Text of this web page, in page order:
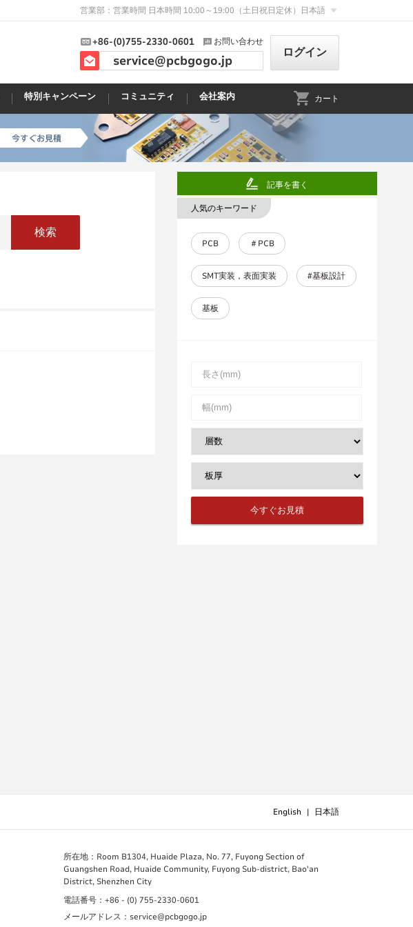
営業部：営業時間 日本時間 10:00～19:00（土日祝日定休） 日本語
+86-(0)755-2330-0601 お問い合わせ
service@pcbgogo.jp ログイン
特別キャンペーン コミュニティ 会社案内 カート
検索
記事を書く
人気のキーワード
PCB ＃PCB
SMT実装，表面実装 #基板設計
基板
English | 日本語
所在地：Room B1304, Huaide Plaza, No. 77, Fuyong Section of
Guangshen Road, Huaide Community, Fuyong Sub-district, Bao'an
District, Shenzhen City
電話番号：+86 - (0) 755-2330-0601
メールアドレス：service@pcbgogo.jp